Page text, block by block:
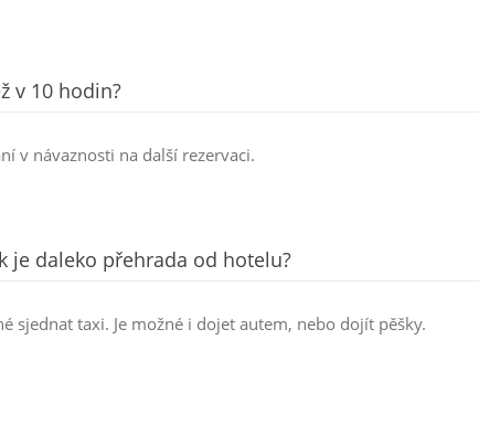
v 10 hodin?
v návaznosti na další rezervaci.
je daleko přehrada od hotelu?
sjednat taxi. Je možné i dojet autem, nebo dojít pěšky.